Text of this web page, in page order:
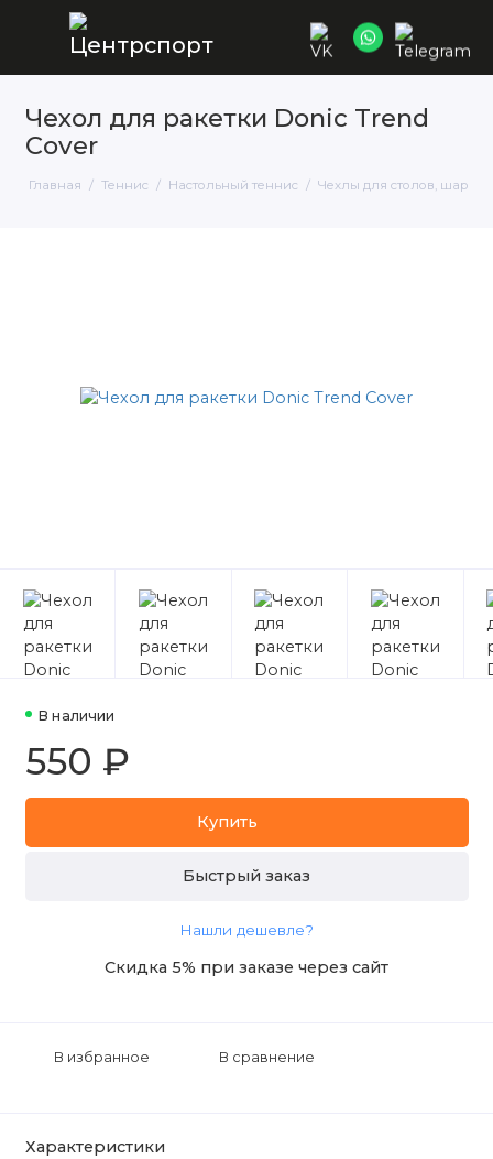
Чехол для ракетки Donic Trend
Cover
Главная Теннис Настольный теннис Чехлы для столов, шаров
В наличии
550 ₽
Купить
Быстрый заказ
Нашли дешевле?
Скидка 5% при заказе через сайт
В избранное В сравнение
Характеристики